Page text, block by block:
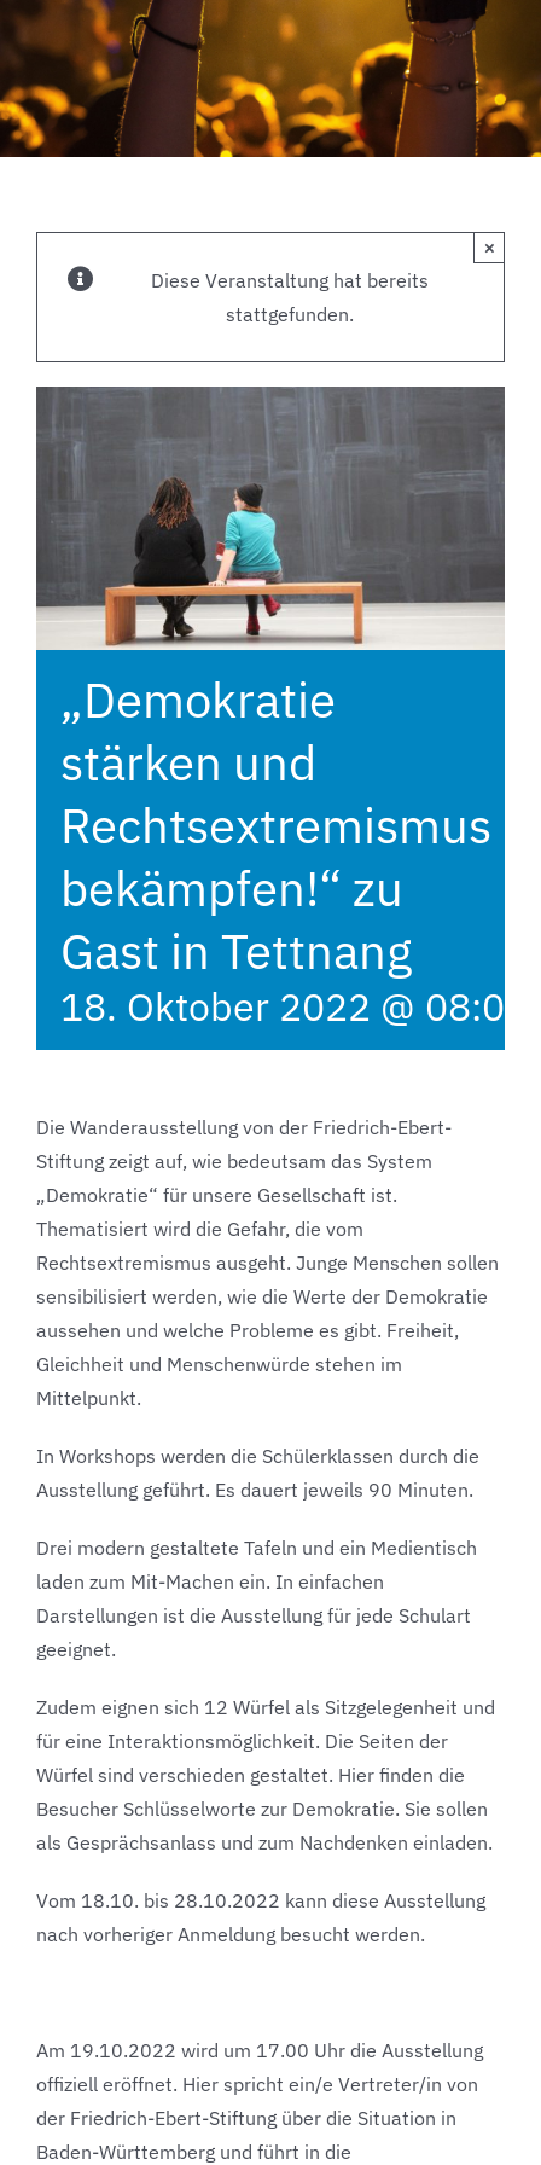
Diese Veranstaltung hat bereits
stattgefunden.
×
„Demokratie
stärken und
Rechtsextremismus
bekämpfen!“ zu
Gast in Tettnang
18. Oktober 2022 @ 08:00
Die Wanderausstellung von der Friedrich-Ebert-
Stiftung zeigt auf, wie bedeutsam das System
„Demokratie“ für unsere Gesellschaft ist.
Thematisiert wird die Gefahr, die vom
Rechtsextremismus ausgeht. Junge Menschen sollen
sensibilisiert werden, wie die Werte der Demokratie
aussehen und welche Probleme es gibt. Freiheit,
Gleichheit und Menschenwürde stehen im
Mittelpunkt.
In Workshops werden die Schülerklassen durch die
Ausstellung geführt. Es dauert jeweils 90 Minuten.
Drei modern gestaltete Tafeln und ein Medientisch
laden zum Mit-Machen ein. In einfachen
Darstellungen ist die Ausstellung für jede Schulart
geeignet.
Zudem eignen sich 12 Würfel als Sitzgelegenheit und
für eine Interaktionsmöglichkeit. Die Seiten der
Würfel sind verschieden gestaltet. Hier finden die
Besucher Schlüsselworte zur Demokratie. Sie sollen
als Gesprächsanlass und zum Nachdenken einladen.
Vom 18.10. bis 28.10.2022 kann diese Ausstellung
nach vorheriger Anmeldung besucht werden.
Am 19.10.2022 wird um 17.00 Uhr die Ausstellung
offiziell eröffnet. Hier spricht ein/e Vertreter/in von
der Friedrich-Ebert-Stiftung über die Situation in
Baden-Württemberg und führt in die